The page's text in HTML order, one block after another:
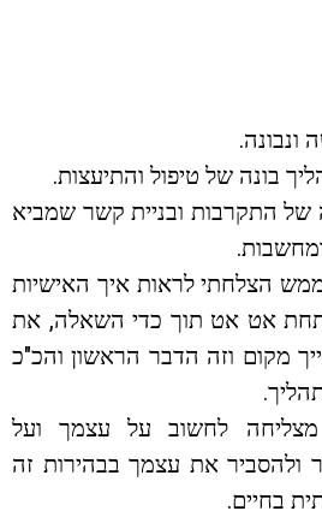
ונבונה.
בונה של טיפול והתיעצות.
התקרבות ובניית קשר שמביא
הצלחתי לראות איך האישיות
אט אט תוך כדי השאלה, את
מקום וזה הדבר הראשון והכ"כ
לחשוב על עצמך ועל
ולהסביר את עצמך בבהירות זה
בחיים.